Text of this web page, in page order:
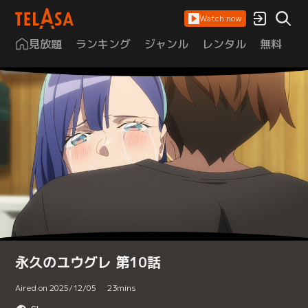
Watch now
見放題 ランキング ジャンル レンタル 無料
永久のユウグレ 第10話
Aired on 2025/12/05 23mins